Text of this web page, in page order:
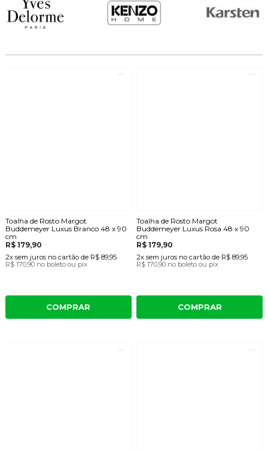
Toalha de Rosto Margot
Buddemeyer Luxus Branco 48 x 90
cm
R$ 179,90
2x sem juros no cartãode R$ 89,95
R$ 170,90 no boleto ou pix
COMPRAR
Toalha de Rosto Margot
Buddemeyer Luxus Rosa 48 x 90
cm
R$ 179,90
2x sem juros no cartão de R$ 89,95
R$ 170,90 no boleto ou pix
COMPRAR